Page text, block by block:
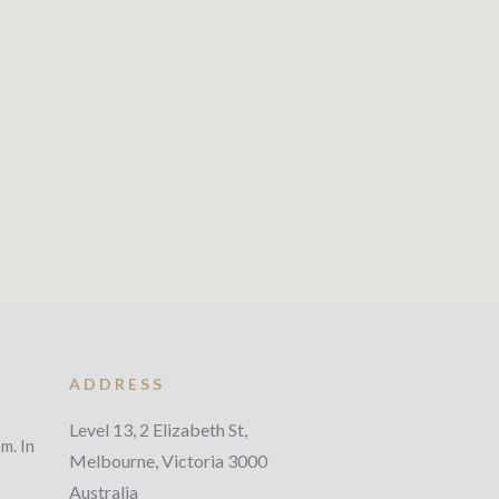
In
ADDRESS
Level 13, 2 Elizabeth St,
Melbourne, Victoria 3000
Australia